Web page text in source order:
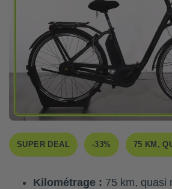
SUPER DEAL -33% 75 KM,
Kilométrage : 75 km, quasi